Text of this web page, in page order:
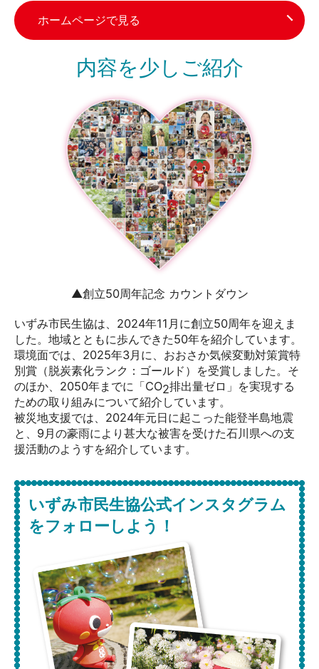
ホームページで見る
内容を少しご紹介
▲創立50周年記念 カウントダウン
いずみ市民生協は、2024年11月に創立50周年を迎えま
した。地域とともに歩んできた50年を紹介しています。
環境面では、2025年3月に、おおさか気候変動対策賞特
別賞（脱炭素化ランク：ゴールド）を受賞しました。そ
のほか、2050年までに「CO2排出量ゼロ」を実現する
ための取り組みについて紹介しています。
被災地支援では、2024年元日に起こった能登半島地震
と、9月の豪雨により甚大な被害を受けた石川県への支
援活動のようすを紹介しています。
いずみ市民生協公式インスタグラム
をフォローしよう！